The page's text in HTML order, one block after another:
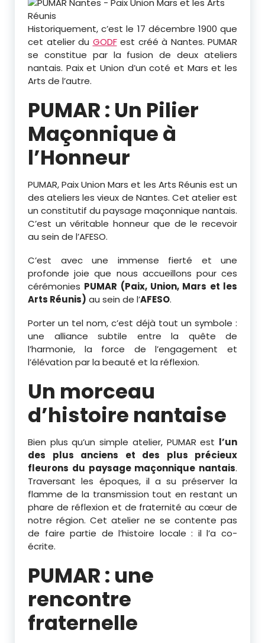
Historiquement, c’est le 17 décembre 1900 que
cet atelier du GODFest créé à Nantes. PUMAR
se constitue par la fusion de deux ateliers
nantais. Paix et Union d’un coté et Mars et les
Arts de l’autre.
PUMAR : Un Pilier
Maçonnique à
l’Honneur
PUMAR, Paix Union Mars et les Arts Réunis est un
des ateliers les vieux de Nantes. Cet atelier est
un constitutif du paysage maçonnique nantais.
C’est un véritable honneur que de le recevoir
au sein de l’AFESO.
C’est avec une immense fierté et une
profonde joie que nous accueillons pour ces
cérémonies PUMAR (Paix, Union, Mars et les
Arts Réunis) au sein de l’AFESO.
Porter un tel nom, c’est déjà tout un symbole :
une alliance subtile entre la quête de
l’harmonie, la force de l’engagement et
l’élévation par la beauté et la réflexion.
Un morceau
d’histoire nantaise
Bien plus qu’un simple atelier, PUMAR est l’un
des plus anciens et des plus précieux
fleurons du paysage maçonnique nantais.
Traversant les époques, il a su préserver la
flamme de la transmission tout en restant un
phare de réflexion et de fraternité au cœur de
notre région. Cet atelier ne se contente pas
de faire partie de l’histoire locale : il l’a co-
écrite.
PUMAR : une
rencontre
fraternelle